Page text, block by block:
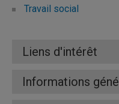
Travail social
Liens d'intérêt
Informations